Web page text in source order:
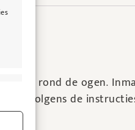
rond de ogen.
volgens de